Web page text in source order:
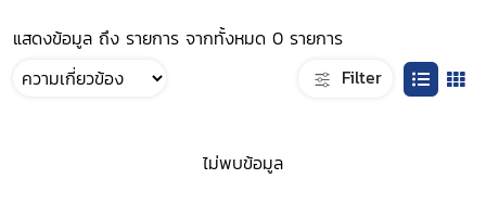
แสดงข้อมูล ถึง รายการ จากทั้งหมด 0 รายการ
Filter
ไม่พบข้อมูล